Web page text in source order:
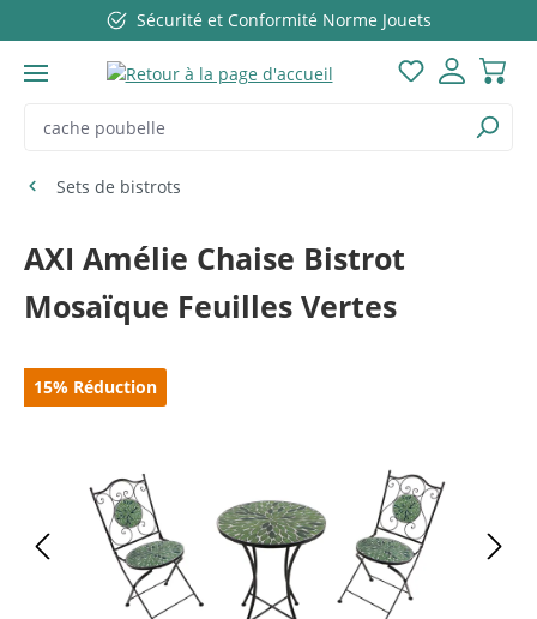
Passer au contenu principalSécurité et Conformité Norme Jouets
Vous avez 0
Sets de bistrots
AXI Amélie Chaise Bistrot
Mosaïque Feuilles Vertes
15% Réduction